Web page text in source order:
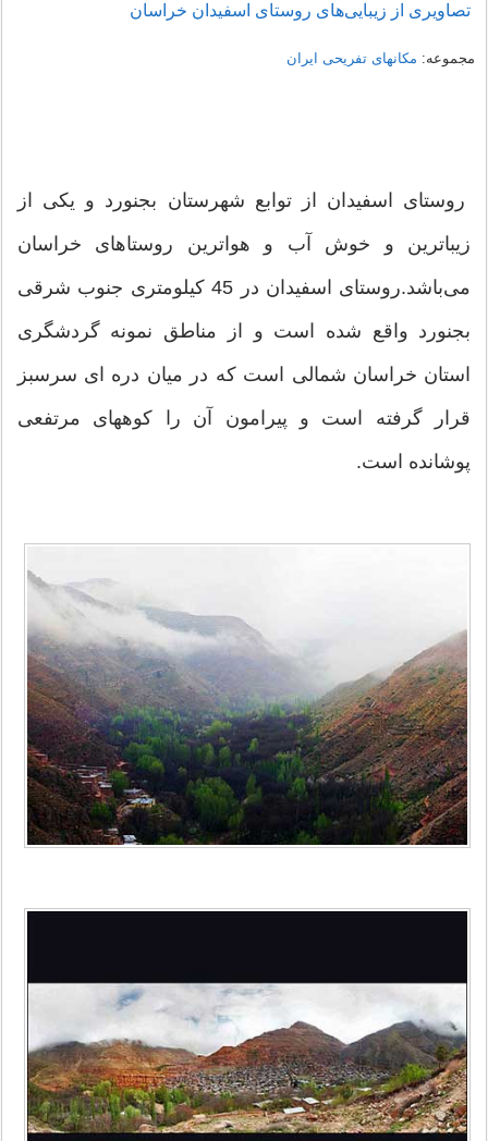
تصاویری از زیبایی‌های روستای اسفیدان خراسان
مجموعه: مکانهای تفریحی ايران
روستای اسفیدان از توابع شهرستان بجنورد و یکی از
زیباترین و خوش آب و هواترین روستاهای خراسان
می‌باشد.روستای اسفیدان در 45 کیلومتری جنوب شرقی
بجنورد واقع شده است و از مناطق نمونه گردشگری
استان خراسان شمالی است که در میان دره ‏ای سرسبز
قرار گرفته است و پیرامون آن را کوه‏های مرتفعی
پوشانده است.